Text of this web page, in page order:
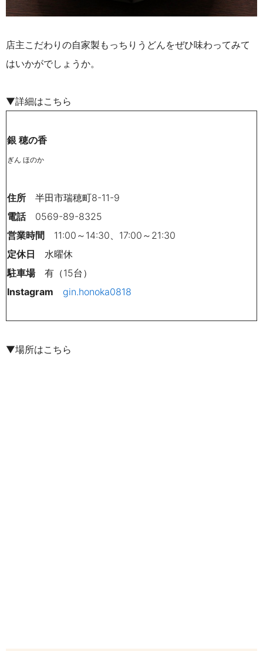
店主こだわりの自家製もっちりうどんをぜひ味わってみて
はいかがでしょうか。
▼詳細はこちら
銀 穂の香
ぎん ほのか
住所 半田市瑞穂町8-11-9
電話0569-89-8325
営業時間 11:00～14:30、17:00～21:30
定休日 水曜休
駐車場有（15台）
Instagram
gin.honoka0818
▼場所はこちら